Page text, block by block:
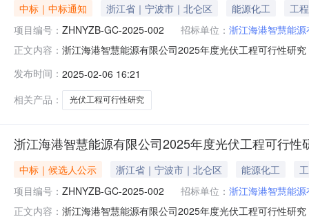
中标｜中标通知 浙江省｜宁波市｜北仑区 能源化工
工程
项目编号： ZHNYZB-GC-2025-002 招标单位： 浙江海港智慧能
正文内容： 浙江海港智慧能源有限公司2025年度光伏工程可行性研
有限公司招标代理机构：宁波国咨工程造价咨询有限公
年02月0
发布时间： 2025-02-06 16:21
相关产品：
光伏工程可行性研究
浙江海港智慧能源有限公司2025年度光伏工程可行
中标｜候选人公示 浙江省｜宁波市｜北仑区 能源化工
项目编号： ZHNYZB-GC-2025-002 招标单位： 浙江海港智慧能
正文内容： 浙江海港智慧能源有限公司2025年度光伏工程可行性研